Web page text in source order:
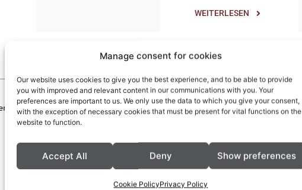
Manage consent for cookies
Our website uses cookies to give you the best experience, and to be able to provide
you with improved and relevant content in our communications with you. Your
preferences are important to us. We only use the data to which you give your consent,
with the exception of necessary cookies that must be present for vital functions on the
website to function.
Accept All Deny Show preferences
Cookie PolicyPrivacy Policy
WEITERLESEN
Kristin+ mit Krone.
Der Speckstein-ofen
eignet sich gut für
und insbesondere für
solche mit hohen
Decken.